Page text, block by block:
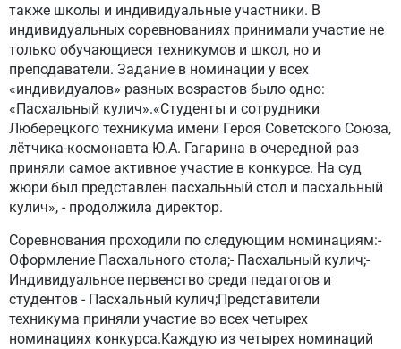
также школы и индивидуальные участники. В
индивидуальных соревнованиях принимали участие не
только обучающиеся техникумов и школ, но и
преподаватели. Задание в номинации у всех
«индивидуалов» разных возрастов было одно:
«Пасхальный кулич».«Студенты и сотрудники
Люберецкого техникума имени Героя Советского Союза,
лётчика-космонавта Ю.А. Гагарина в очередной раз
приняли самое активное участие в конкурсе. На суд
жюри был представлен пасхальный стол и пасхальный
кулич», - продолжила директор.
Соревнования проходили по следующим номинациям:-
Оформление Пасхального стола;- Пасхальный кулич;-
Индивидуальное первенство среди педагогов и
студентов - Пасхальный кулич;Представители
техникума приняли участие во всех четырех
номинациях конкурса.Каждую из четырех номинаций